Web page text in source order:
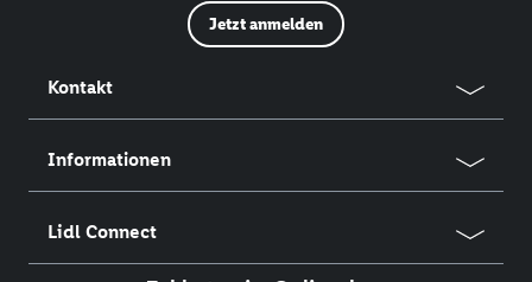
Jetzt anmelden
Kontakt
Informationen
Lidl Connect